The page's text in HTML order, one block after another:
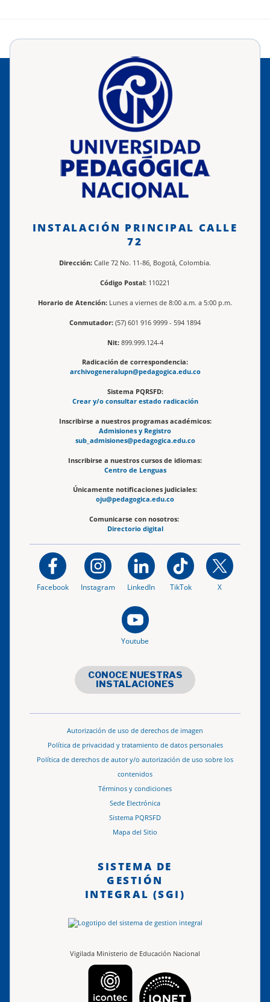
INSTALACIÓN PRINCIPAL CALLE
72
Dirección: Calle 72 No. 11-86, Bogotá, Colombia.
Código Postal: 110221
Horario de Atención: Lunes a viernes de 8:00 a.m. a 5:00 p.m.
Conmutador: (57) 601 916 9999 - 594 1894
Nit:899.999.124-4
Radicación de correspondencia:
archivogeneralupn@pedagogica.edu.co
Sistema PQRSFD:
Crear y/o consultar estado radicación
Inscribirse a nuestros programas académicos:
Admisiones y Registro
sub_admisiones@pedagogica.edu.co
Inscribirse a nuestros cursos de idiomas:
Centro de Lenguas
Únicamente notificaciones judiciales:
oju@pedagogica.edu.co
Comunicarse con nosotros:
Directorio digital
Facebook Instagram LinkedIn TikTok X
Youtube
CONOCE NUESTRAS
INSTALACIONES
Autorización de uso de derechos de imagen
Política de privacidad y tratamiento de datos personales
Política de derechos de autor y/o autorización de uso sobre los
contenidos
Términos y condiciones
Sede Electrónica
Sistema PQRSFD
Mapa del Sitio
SISTEMA DE
GESTIÓN
INTEGRAL (SGI)
Vigilada Ministerio de Educación Nacional